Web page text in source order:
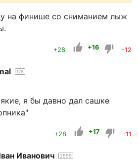
на финише со сниманием лыж
+28 +16 -12
178
я бы давно дал сашке
+28 +17 -11
Иванович 2559